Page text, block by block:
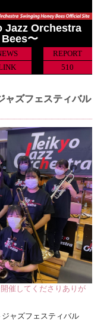
Jazz Orchestra
〜
REPORT
510
ャズフェスティバル
催してくださりありが
ャズフェスティバル